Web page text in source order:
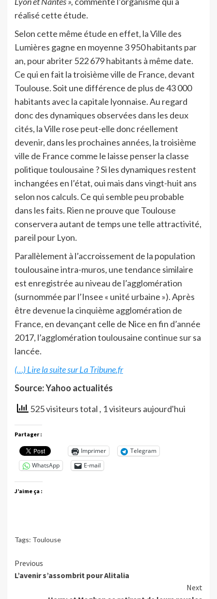
réalisé cette étude.
Selon cette même étude en effet, la Ville des
Lumières gagne en moyenne 3 950 habitants par
an, pour abriter 522 679 habitants à même date.
Ce qui en fait la troisième ville de France, devant
Toulouse. Soit une différence de plus de 43 000
habitants avec la capitale lyonnaise. Au regard
donc des dynamiques observées dans les deux
cités, la Ville rose peut-elle donc réellement
devenir, dans les prochaines années, la troisième
ville de France comme le laisse penser la classe
politique toulousaine ? Si les dynamiques restent
inchangées en l’état, oui mais dans vingt-huit ans
selon nos calculs. Ce qui semble peu probable
dans les faits. Rien ne prouve que Toulouse
conservera autant de temps une telle attractivité,
pareil pour Lyon.
Parallèlement à l’accroissement de la population
toulousaine intra-muros, une tendance similaire
est enregistrée au niveau de l’agglomération
(surnommée par l’Insee « unité urbaine »). Après
être devenue la cinquième agglomération de
France, en devançant celle de Nice en fin d’année
2017, l’agglomération toulousaine continue sur sa
lancée.
(…) Lire la suite sur La Tribune.fr
Source: Yahoo actualités
525 visiteurs total , 1 visiteurs aujourd'hui
Partager :
Imprimer
Telegram
WhatsApp
E-mail
J’aime ça :
Tags: Toulouse
Continue
Reading
Previous
L’avenir s’assombrit pour Alitalia
Next